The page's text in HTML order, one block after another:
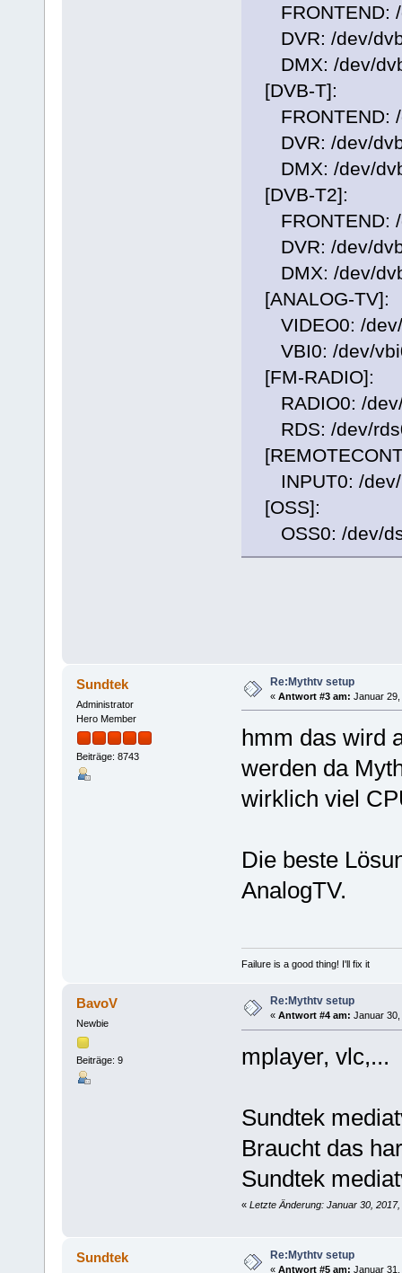
FRONTEND: /
DVR: /dev/
DMX: /dev/
[DVB-T]:
FRONTEND: /
DVR: /dev/
DMX: /dev/
[DVB-T2]:
FRONTEND: /
DVR: /dev/
DMX: /dev/
[ANALOG-TV]:
VIDEO0: /
VBI0: /dev/
[FM-RADIO]:
RADIO0: /
RDS: /dev/
INPUT0: /dev/
[OSS]:
OSS0: /dev/
Sundtek
Administrator
Hero Member
Beiträge: 8743
Re:Mythtv setup
« Antwort #3 am: Januar 29,
hmm das wird
werden da
wirklich viel
Die beste
AnalogTV.
Failure is a good thing! I'll fix it
BavoV
Newbie
Beiträge: 9
Re:Mythtv setup
« Antwort #4 am: Januar 30,
mplayer,
Sundtek
Braucht das
Sundtek
« Letzte Änderung: Januar 30,
Sundtek Re:Mythtv setup
« Antwort #5 am: Januar